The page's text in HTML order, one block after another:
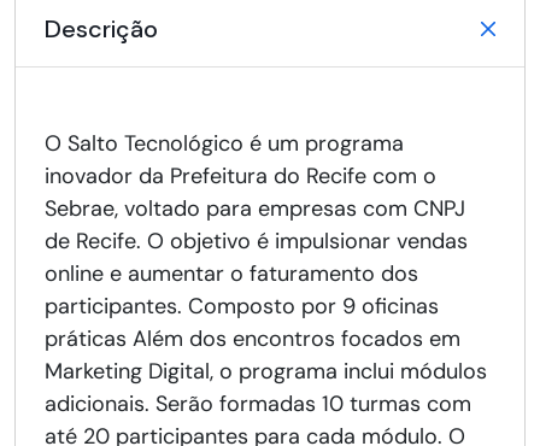
Descrição
O Salto Tecnológico é um programa
inovador da Prefeitura do Recife com o
Sebrae, voltado para empresas com CNPJ
de Recife. O objetivo é impulsionar vendas
online e aumentar o faturamento dos
participantes. Composto por 9 oficinas
práticas Além dos encontros focados em
Marketing Digital, o programa inclui módulos
adicionais. Serão formadas 10 turmas com
até 20 participantes para cada módulo. O